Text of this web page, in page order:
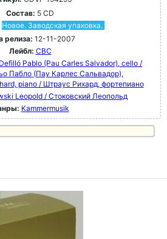
Состав: 5 CD
Новое. Заводская упаковка.
релиза: 12-11-2007
Лейбл: CBC
Pablo (Pau Carles Salvador), cello /
Пабло (Пау Карлес Сальвадор),
piano / Штраус Рихард, фортепиано
Leopold / Стоковский Леопольд
Kammermusik